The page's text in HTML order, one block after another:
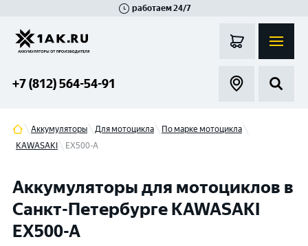
работаем 24/7
+7 (812) 564-54-91
Аккумуляторы Для мотоцикла
По марке мотоцикла
KAWASAKI
EX500-A
Аккумуляторы для мотоциклов в
Санкт-Петербурге KAWASAKI
EX500-A
Гатчина